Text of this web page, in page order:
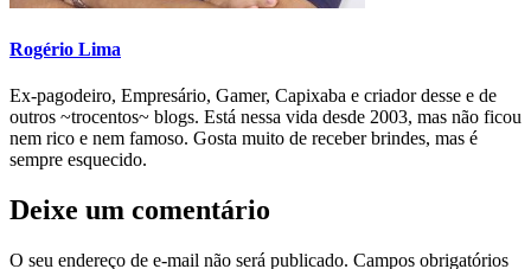
Rogério Lima
Ex-pagodeiro, Empresário, Gamer, Capixaba e criador desse e de
outros ~trocentos~ blogs. Está nessa vida desde 2003, mas não ficou
nem rico e nem famoso. Gosta muito de receber brindes, mas é
sempre esquecido.
Deixe um comentário
O seu endereço de e-mail não será publicado. Campos obrigatórios